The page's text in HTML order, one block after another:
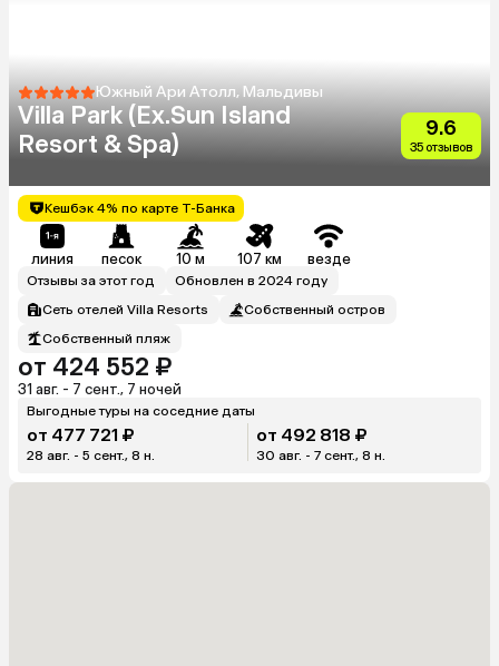
Южный Ари Атолл, Мальдивы
Villa Park (Ex.Sun Island
Resort & Spa)
9.6
35 отзывов
Кешбэк 4% по карте Т-Банка
линия песок 10 м 107 км везде
Отзывы за этот год
Обновлен в 2024 году
Сеть отелей Villa Resorts
Собственный остров
Собственный пляж
от 424 552 ₽
31 авг. - 7 сент., 7 ночей
Выгодные туры на соседние даты
от 477 721 ₽
28 авг. - 5 сент., 8 н.
от 492 818 ₽
30 авг. - 7 сент., 8 н.